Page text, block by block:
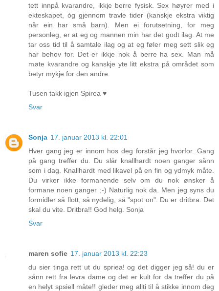
tett innpå kvarandre, ikkje berre fysisk. Sex høyrer med i
ekteskapet, òg gjennom travle tider (kanskje ekstra viktig
når ein har små barn). Men ei forutsetning, for meg
personleg, er at eg og mannen min har det godt ilag. At me
tar oss tid til å samtale ilag og at eg føler meg sett slik eg
har behov for. Det er ikkje nok å berre ha sex. Man må
møte kvarandre og kanskje yte litt ekstra på området som
betyr mykje for den andre.
Tusen takk igjen Spirea ♥
Svar
Sonja 17. januar 2013 kl. 22:01
Hver gang jeg er innom hos deg forstår jeg hvorfor. Gang
på gang treffer du. Du slår knallhardt noen ganger sånn
som i dag. Knallhardt med likavel på en fin og ydmyk måte.
Du virker ikke formanende selv om du nok ønsker å
formane noen ganger ;-) Naturlig nok da. Men jeg syns du
formidler så flott, så nydelig, så "spot on". Du er dritbra. Det
skal du vite. Dritbra!! God helg. Sonja
Svar
maren sofie 17. januar 2013 kl. 22:23
du sier tinga rett ut du spriea! og det digger jeg så! du er
sånn rett fra levra dame og det er kult for da treffer du på
en helyt spsiell måte!! gleder meg allti til å stikke innom deg